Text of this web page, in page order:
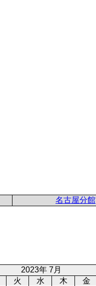
名古屋分館
2023年 7月
火 水 木 金